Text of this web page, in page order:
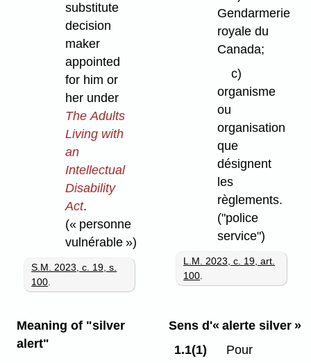
substitute
decision
maker
appointed
for him or
her under
The Adults
Living with
an
Intellectual
Disability
Act.
(« personne
vulnérable »)
S.M. 2023, c. 19, s.
100
Gendarmerie
royale du
Canada;
c)
organisme
ou
organisation
que
désignent
les
règlements.
("police
service")
L.M. 2023, c. 19, art.
100
Meaning of "silver
alert"
Sens d'« alerte silver »
1.1(1)
Pour